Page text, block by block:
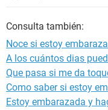
Consulta también:
Noce si estoy
A los cuántos dias
Que pasa si me da
Como saber si estoy
Estoy embarazada y